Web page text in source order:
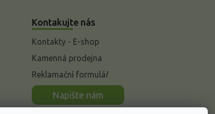
Kontakujte nás
Kontakty - E-shop
Kamenná prodejna
Reklamační formulář
Napište nám